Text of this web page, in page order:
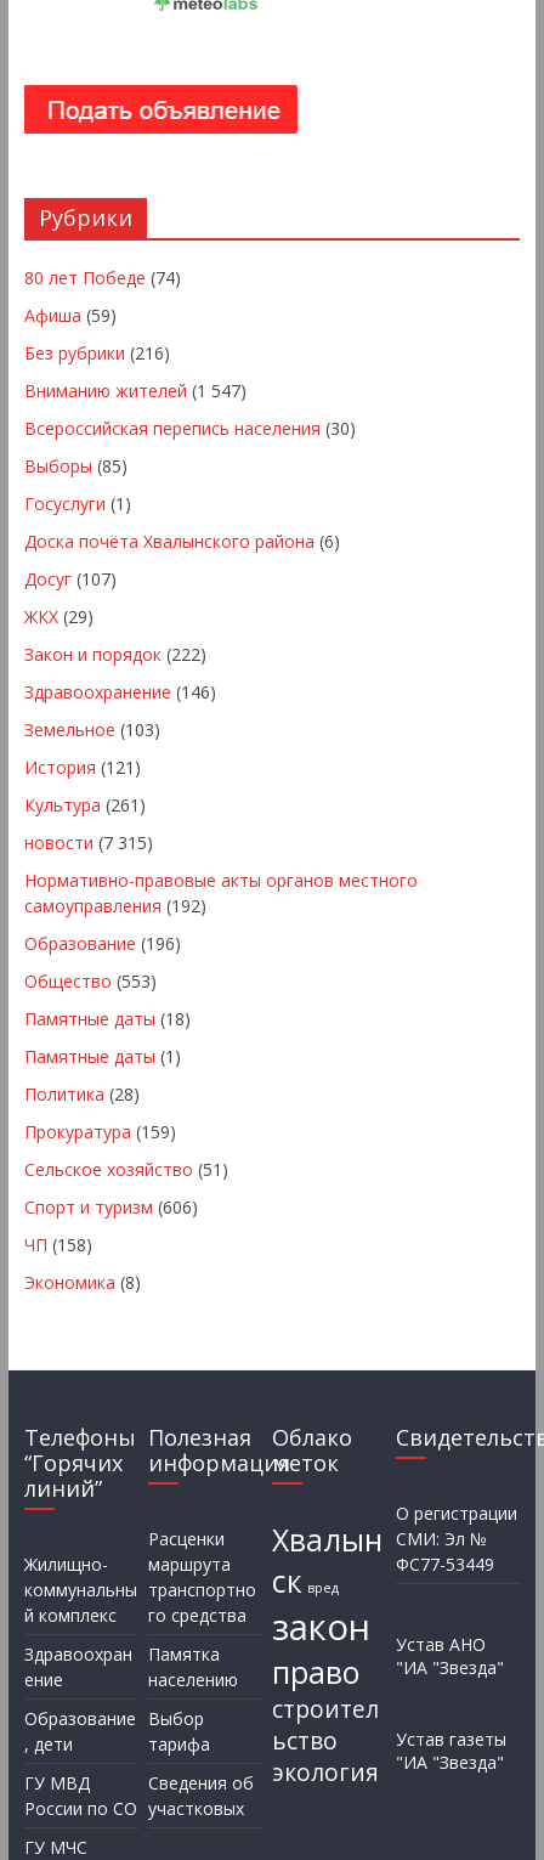
Рубрики
80 лет Победе (74)
Афиша (59)
Без рубрики (216)
Вниманию жителей (1 547)
Всероссийская перепись населения (30)
Выборы (85)
Госуслуги (1)
Доска почёта Хвалынского района (6)
Досуг(107)
ЖКХ(29)
Закон и порядок(222)
Здравоохранение (146)
Земельное (103)
История (121)
Культура (261)
новости (7 315)
Нормативно-правовые акты органов местного
самоуправления (192)
Образование (196)
Общество (553)
Памятные даты (18)
Памятные даты (1)
Политика (28)
Прокуратура (159)
Сельское хозяйство (51)
Спорт и туризм (606)
ЧП (158)
Экономика (8)
Телефоны
“Горячих
линий”
Жилищно-
коммунальны
й комплекс
Здравоохран
ение
Образование
, дети
ГУ МВД
России по СО
ГУ МЧС
Полезная
информация
Расценки
маршрута
транспортно
го средства
Памятка
населению
Выбор
тарифа
Сведения об
участковых
Облако
меток
Хвалын
ск вред
закон
право
строител
ьство
экология
О регистрации
СМИ: Эл №
ФС77-53449
Устав АНО
"ИА "Звезда"
Устав газеты
"ИА "Звезда"